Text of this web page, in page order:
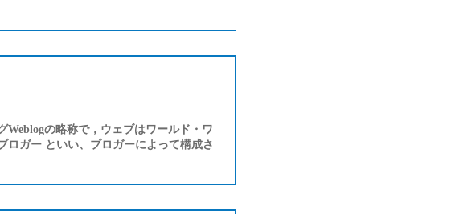
の略称で，ウェブはワールド・ワ
ガー といい、ブロガーによって構成さ